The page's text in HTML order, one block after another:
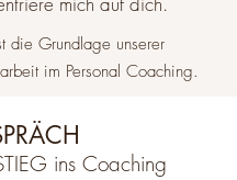
die Grundlage unserer
im Personal Coaching.
ins Coaching